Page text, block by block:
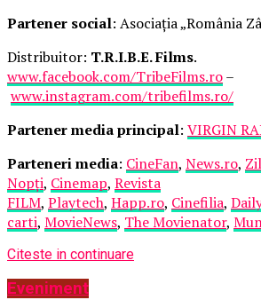
Partener social: Asociația „România
Distribuitor: T.R.I.B.E. Films.
www.facebook.com/TribeFilms.ro–
www.instagram.com/tribefilms.ro/
Partener media principal: VIRGIN
Parteneri media: CineFan, News.ro,
Nopți, Cinemap, Revista
FILM, Playtech, Happ.ro, Cinefilia,
carti, MovieNews, The Movienator,
Citeste in continuare
Eveniment